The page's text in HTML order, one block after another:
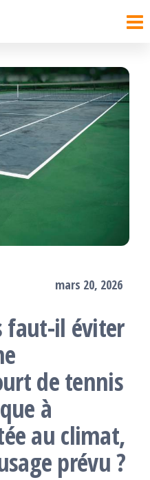
mars 20, 2026
faut-il éviter
de tennis
à
au climat,
prévu ?